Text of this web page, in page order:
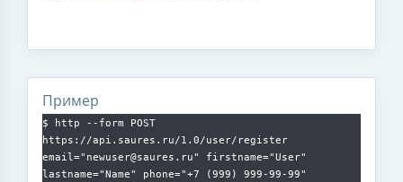
Пример
$ http --form POST
https://api.saures.ru/1.0/user/register
email="newuser@saures.ru" firstname="User"
lastname="Name" phone="+7 (999) 999-99-99"